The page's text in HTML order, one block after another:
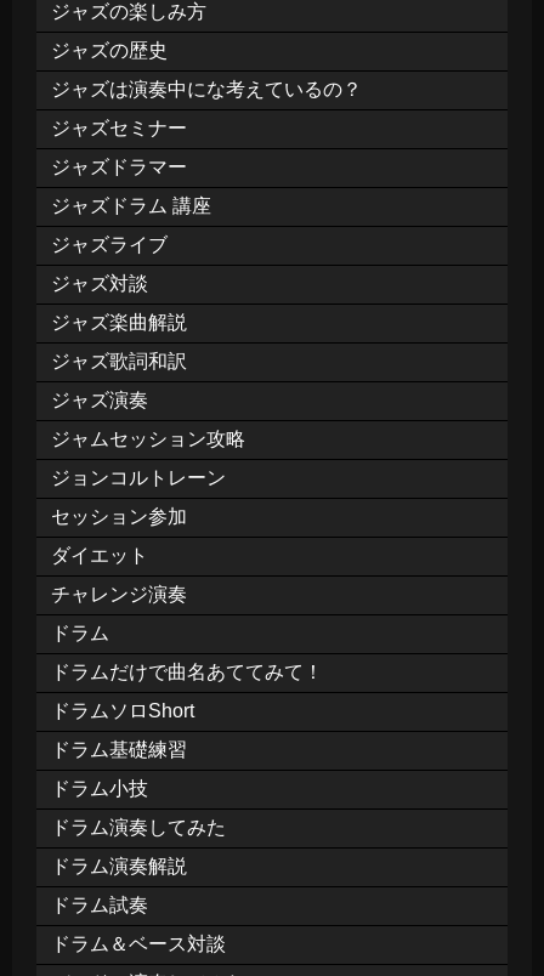
ジャズの楽しみ方
ジャズの歴史
ジャズは演奏中にな考えているの？
ジャズセミナー
ジャズドラマー
ジャズドラム 講座
ジャズライブ
ジャズ対談
ジャズ楽曲解説
ジャズ歌詞和訳
ジャズ演奏
ジャムセッション攻略
ジョンコルトレーン
セッション参加
ダイエット
チャレンジ演奏
ドラム
ドラムだけで曲名あててみて！
ドラムソロShort
ドラム基礎練習
ドラム小技
ドラム演奏してみた
ドラム演奏解説
ドラム試奏
ドラム＆ベース対談